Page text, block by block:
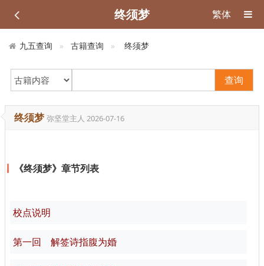
终须梦 繁体
九五查询 古籍查询 终须梦
查询
终须梦 弥坚堂主人 2026-07-16
《终须梦》章节列表
校点说明
第一回 解签诗指腹为婚